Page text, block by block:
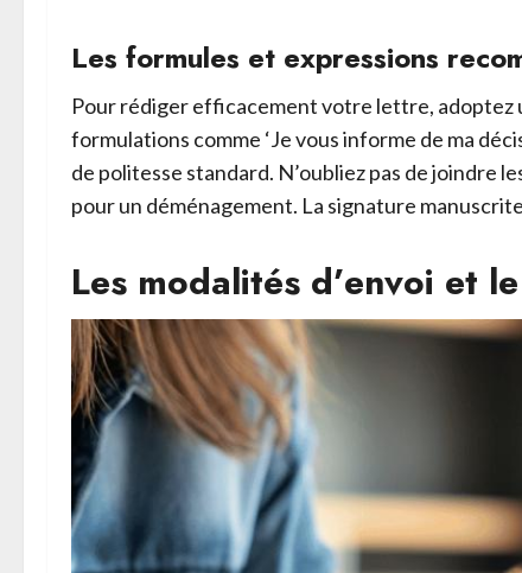
Les formules et expressions
Pour rédiger efficacement votre lettre, adoptez
formulations comme ‘Je vous informe de ma
de politesse standard. N’oubliez pas de
pour un déménagement. La signature
Les modalités d’envoi et